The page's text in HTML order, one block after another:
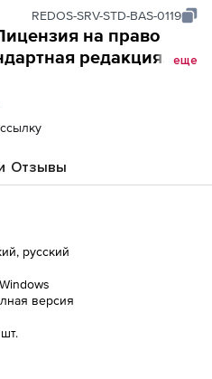
REDOS-SRV-STD-BAS-0119
на право
редакция
еще
Отзывы
русский
версия